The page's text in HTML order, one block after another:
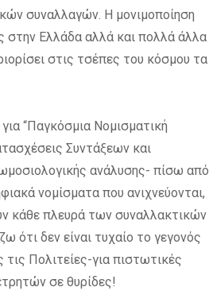
συναλλαγών. Η μονιμοποίηση
στην Ελλάδα αλλά και πολλά άλλα
στις τσέπες του κόσμου τα
“Παγκόσμια Νομισματική
Συντάξεων και
ανάλυσης- πίσω από
νομίσματα που ανιχνεύονται,
κάθε πλευρά των συναλλακτικών
ότι δεν είναι τυχαίο το γεγονός
Πολιτείες-για πιστωτικές
σε θυρίδες!